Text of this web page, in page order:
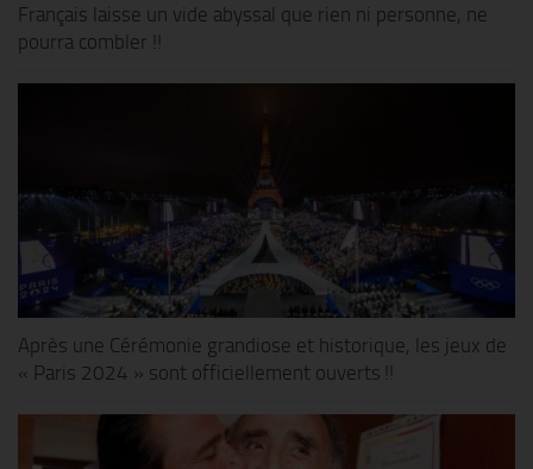
Français laisse un vide abyssal que rien ni personne, ne
pourra combler !!
Après une Cérémonie grandiose et historique, les jeux de
« Paris 2024 » sont officiellement ouverts !!